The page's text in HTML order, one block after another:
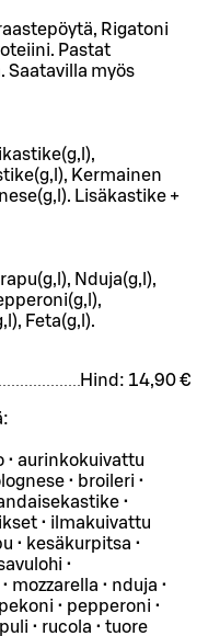
Rigatoni
Pastat
Saatavilla myös
Kermainen
Lisäkastike +
Nduja(g,l),
Feta(g,l).
Hind: 14,90 €
• aurinkokuivattu
• broileri •
•
• ilmakuivattu
• kesäkurpitsa •
•
mozzarella • nduja •
• pepperoni •
• rucola • tuore